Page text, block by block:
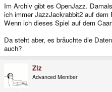
Im Archiv gibt es OpenJazz.
ich immer JazzJackrabbit2 auf dem
Wenn ich dieses Spiel auf dem
Da steht aber, es bräuchte die
auch?
Ziz
Advanced Member